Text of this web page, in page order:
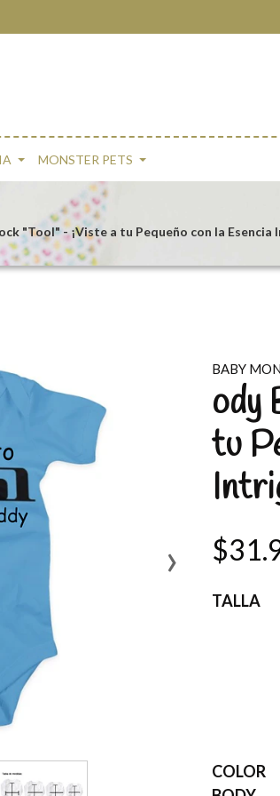
MONSTER PETS
"Tool" - ¡Viste a tu Pequeño con la
›
BABY
ody
tu
TALLA
COLOR